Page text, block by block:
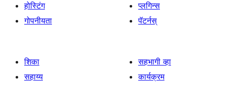
होस्टिंग
गोपनीयता
प्लगिन्स
पॅटर्नस्
शिका
सहाय्य
सहभागी व्हा
कार्यक्रम